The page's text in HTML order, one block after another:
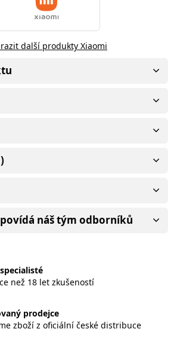
další produkty Xiaomi
náš tým odborníků
než 18 let zkušeností
prodejce
zboží z oficiální české distribuce